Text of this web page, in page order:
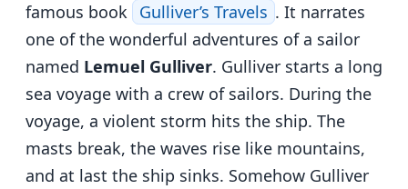
famous book Gulliver’s Travels . It narrates
one of the wonderful adventures of a sailor
named Lemuel Gulliver. Gulliver starts a long
sea voyage with a crew of sailors. During the
voyage, a violent storm hits the ship. The
masts break, the waves rise like mountains,
and at last the ship sinks. Somehow Gulliver